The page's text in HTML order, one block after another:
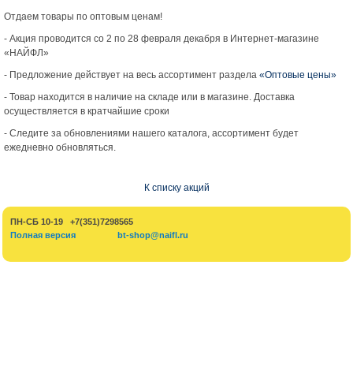
Отдаем товары по оптовым ценам!
- Акция проводится со 2 по 28 февраля декабря в Интернет-магазине
«НАЙФЛ»
- Предложение действует на весь ассортимент раздела «Оптовые цены»
- Товар находится в наличие на складе или в магазине. Доставка
осуществляется в кратчайшие сроки
- Следите за обновлениями нашего каталога, ассортимент будет
ежедневно обновляться.
К списку акций
ПН-СБ 10-19 +7(351)7298565
Полная версия
bt-shop@naifl.ru